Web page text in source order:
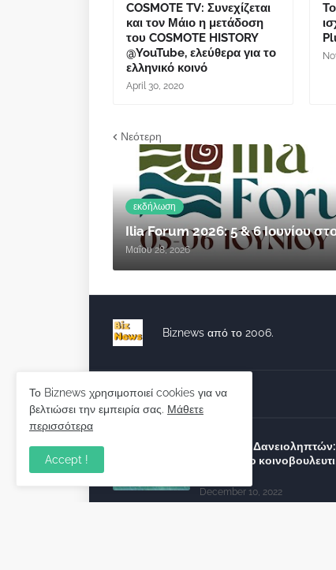
COSMOTE TV: Συνεχίζεται
και τον Μάιο η μετάδοση
του COSMOTE HISTORY
@YouTube, ελεύθερα για το
ελληνικό κοινό
April 30, 2020
Νεότερη
εκδήλωση
Ilia Forum 2026: 5 & 6 Ιουνίου
Μαΐου 28, 2026
Biznews από το 2006.
Απόψεις
Σύλλογος Δανειοληπτών:
συνέχεια ο
December 10, 2022
Το Biznews χρησιμοποιεί cookies για να
βελτιώσει την εμπειρία σας. Μάθετε
περισσότερα
Accept !